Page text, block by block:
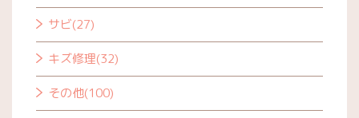
サビ(27)
キズ修理(32)
その他(100)